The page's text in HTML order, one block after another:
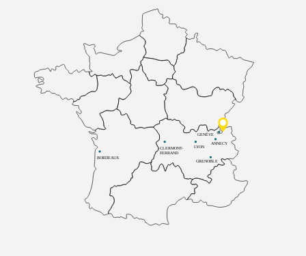
BORDEAUX
CLERMONT-
FERRAND
LYON
ANNECY
GRENOBLE
GENÈVE